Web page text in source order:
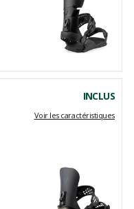
INCLUS
Voir les caractéristiques